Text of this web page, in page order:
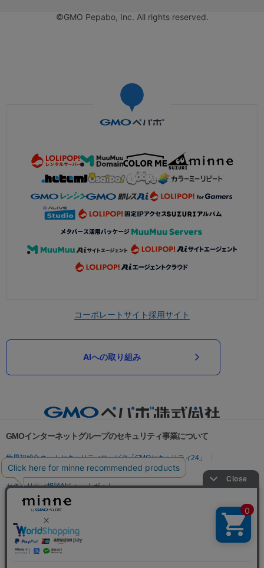
©GMO Pepabo, Inc. All rights reserved.
コーポレートサイト採用サイト
AIへの取り組み
GMOインターネットグループのセキュリティ事業について
世界初総合ネットセキュリティサービス「GMOセキュリティ24」
パスワード漏洩診断
Webサイトリスク診断
セキュリティ相談AIチャットボット
実在証明・盗聴対策
サイバー攻撃対策（GMO Flatt Security）
セキュリティ事業の軌跡